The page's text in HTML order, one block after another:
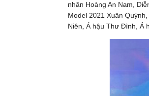
nhân Hoàng An Nam,
Model 2021 Xuân
Niên, Á hậu Thư Đình, Á